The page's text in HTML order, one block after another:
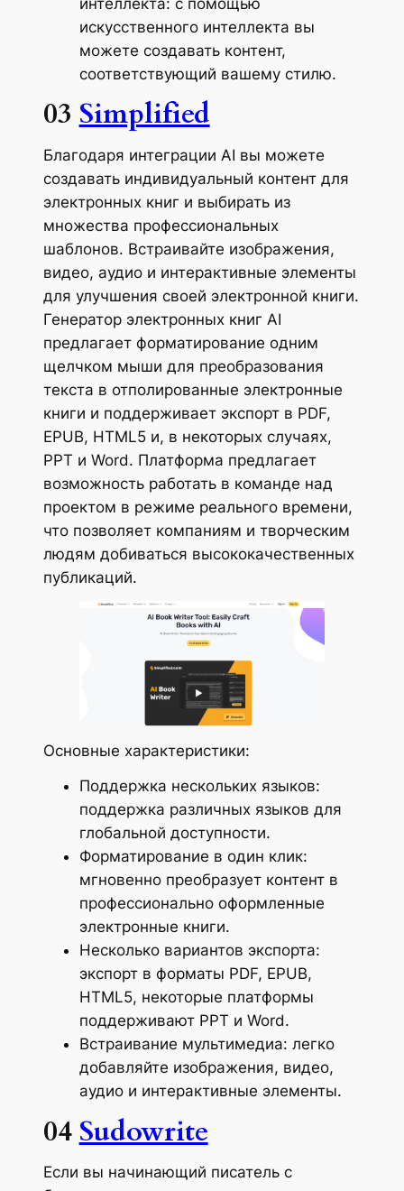
интеллекта: с помощью
искусственного интеллекта вы
можете создавать контент,
соответствующий вашему стилю.
03Simplified
Благодаря интеграции AI вы можете
создавать индивидуальный контент для
электронных книг и выбирать из
множества профессиональных
шаблонов. Встраивайте изображения,
видео, аудио и интерактивные элементы
для улучшения своей электронной книги.
Генератор электронных книг AI
предлагает форматирование одним
щелчком мыши для преобразования
текста в отполированные электронные
книги и поддерживает экспорт в PDF,
EPUB, HTML5 и, в некоторых случаях,
PPT и Word. Платформа предлагает
возможность работать в команде над
проектом в режиме реального времени,
что позволяет компаниям и творческим
людям добиваться высококачественных
публикаций.
Основные характеристики:
Поддержка нескольких языков:
поддержка различных языков для
глобальной доступности.
Форматирование в один клик:
мгновенно преобразует контент в
профессионально оформленные
электронные книги.
Несколько вариантов экспорта:
экспорт в форматы PDF, EPUB,
HTML5, некоторые платформы
поддерживают PPT и Word.
Встраивание мультимедиа: легко
добавляйте изображения, видео,
аудио и интерактивные элементы.
04 Sudowrite
Если вы начинающий писатель с